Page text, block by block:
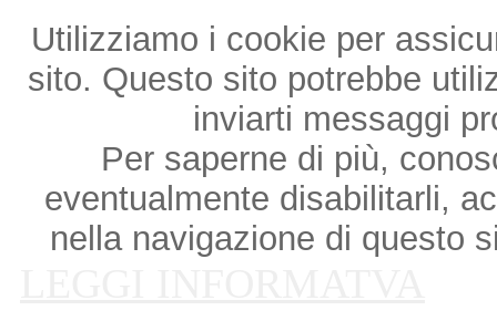
Utilizziamo i cookie per
sito. Questo sito potrebbe
inviarti messaggi
Per saperne di più,
eventualmente disabilitarli,
nella navigazione di questo